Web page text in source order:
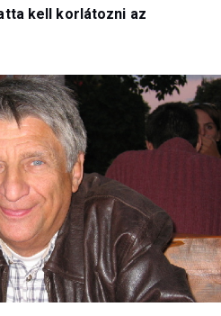
kell korlátozni az